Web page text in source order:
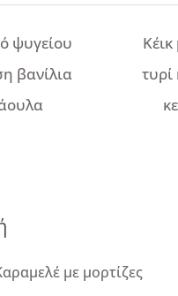
ψυγείου
βανίλια
τυρί
με μορτίζες